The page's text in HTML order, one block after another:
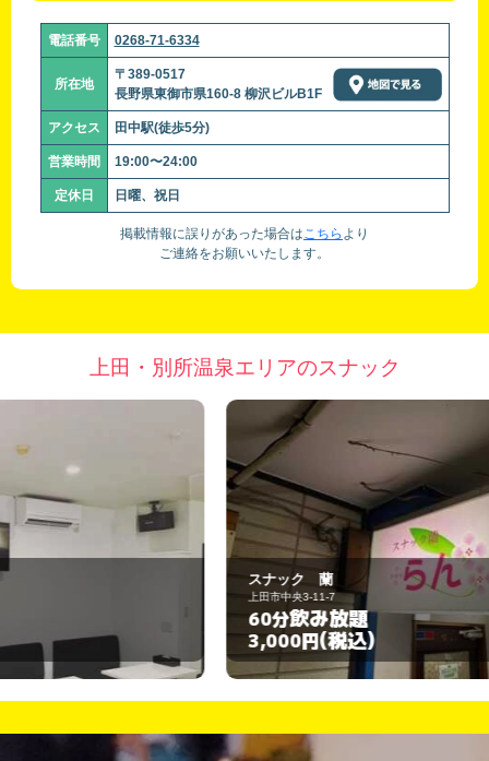
電話番号 0268-71-6334
所在地
〒389-0517
長野県東御市県160-8 柳沢ビルB1F
アクセス 田中駅(徒歩5分)
営業時間 19:00〜24:00
定休日 日曜、祝日
掲載情報に誤りがあった場合はこちら より
ご連絡をお願いいたします。
上田・別所温泉エリアのスナック
3,000円